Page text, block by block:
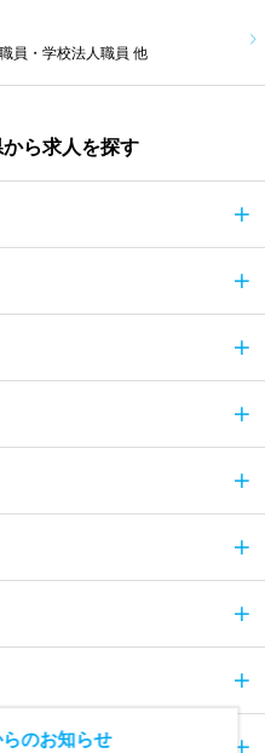
員・学校法人職員 他
ら求人を探す
のお知らせ